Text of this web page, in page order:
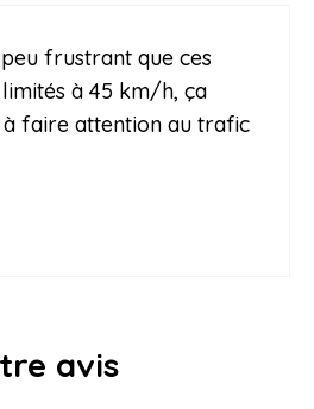
frustrant que ces
à 45 km/h, ça
faire attention au trafic
avis